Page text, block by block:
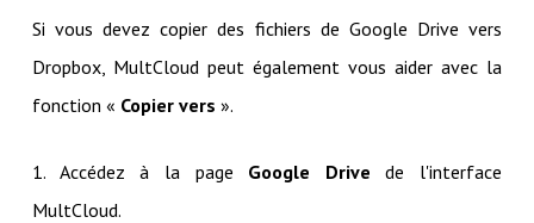
Si vous devez copier des fichiers de Google Drive vers
Dropbox, MultCloud peut également vous aider avec la
fonction « Copier vers ».
1. Accédez à la page Google Drive de l'interface
MultCloud.